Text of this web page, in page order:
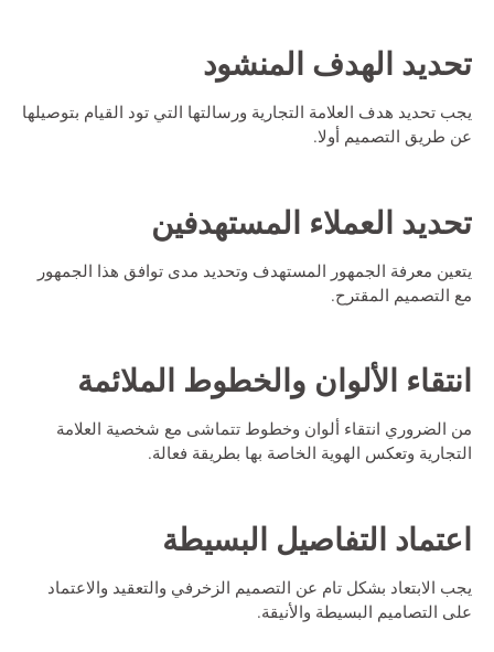
تحديد الهدف المنشود
يجب تحديد هدف العلامة التجارية ورسالتها التي تود القيام بتوصيلها
عن طريق التصميم أولا.
تحديد العملاء المستهدفين
يتعين معرفة الجمهور المستهدف وتحديد مدى توافق هذا الجمهور
مع التصميم المقترح.
انتقاء الألوان والخطوط الملائمة
من الضروري انتقاء ألوان وخطوط تتماشى مع شخصية العلامة
التجارية وتعكس الهوية الخاصة بها بطريقة فعالة.
اعتماد التفاصيل البسيطة
يجب الابتعاد بشكل تام عن التصميم الزخرفي والتعقيد والاعتماد
على التصاميم البسيطة والأنيقة.